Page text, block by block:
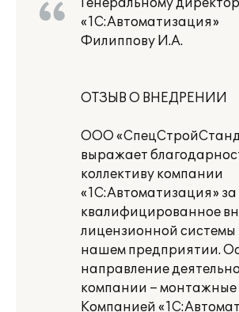
Генеральному
«1С:Автоматизация»
Филиппову И.А.
ОТЗЫВ О ВНЕДРЕНИИ
ООО
выражает
коллективу компании
«1С:Автоматизация» за
квалифицированное
лицензионной системы
нашем предприятии.
направление
компании – монтажные
Компанией